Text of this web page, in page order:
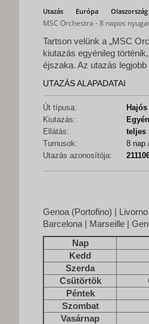
Utazás Európa Olaszország
MSC Orchestra - 8 napos
Tartson velünk a „MSC
kiutazás egyénileg
éjszaka. Az utazás legjobb
UTAZÁS ALAPADATAI
Út típusa:
Kiutazás:
Ellátás:
teljes
Turnusok:
8 nap
Utazás azonosítója:
Genoa (Portofino) |
Barcelona | Marseille |
Nap
Kedd
Szerda
Csütörtök
Péntek
Szombat
Vasárnap